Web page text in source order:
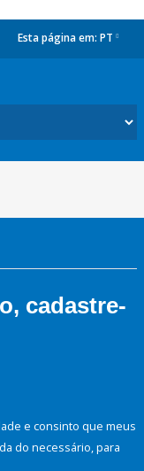
Esta página em: PT
cadastre-
e consinto que meus
do necessário, para